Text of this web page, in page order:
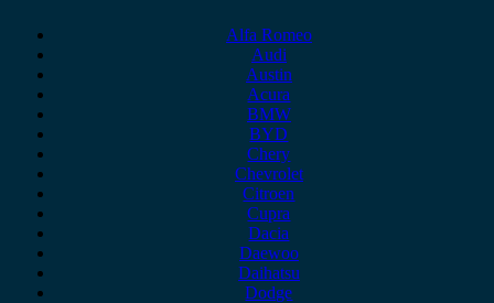
Alfa Romeo
Audi
Austin
Acura
BMW
BYD
Chery
Chevrolet
Citroen
Cupra
Dacia
Daewoo
Daihatsu
Dodge